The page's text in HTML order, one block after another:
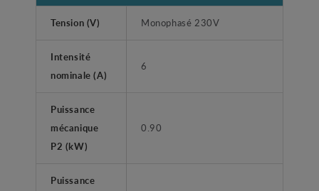
Tension (V) Monophasé 230V
Intensité
nominale (A)
6
Puissance
mécanique
P2 (kW)
0.90
Puissance